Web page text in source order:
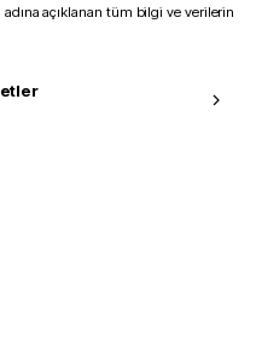
açıklanan tüm bilgi ve verilerin